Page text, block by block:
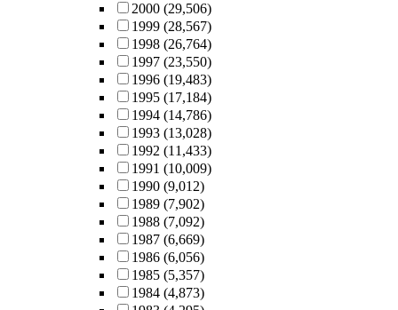
2000 (29,506)
1999 (28,567)
1998 (26,764)
1997 (23,550)
1996 (19,483)
1995 (17,184)
1994 (14,786)
1993 (13,028)
1992 (11,433)
1991 (10,009)
1990 (9,012)
1989 (7,902)
1988 (7,092)
1987 (6,669)
1986 (6,056)
1985 (5,357)
1984 (4,873)